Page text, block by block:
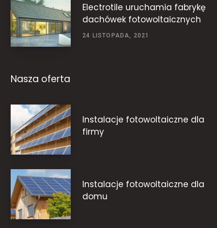
Electrotile uruchamia fabrykę
dachówek fotowoltaicznych
24 LISTOPADA, 2021
Nasza oferta
Instalacje fotowoltaiczne dla
firmy
Instalacje fotowoltaiczne dla
domu